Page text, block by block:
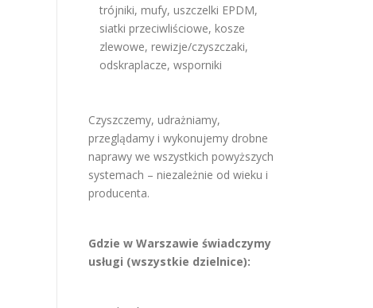
trójniki, mufy, uszczelki EPDM,
siatki przeciwliściowe, kosze
zlewowe, rewizje/czyszczaki,
odskraplacze, wsporniki
Czyszczemy, udrażniamy,
przeglądamy i wykonujemy drobne
naprawy we wszystkich powyższych
systemach – niezależnie od wieku i
producenta.
Gdzie w Warszawie świadczymy
usługi (wszystkie dzielnice):